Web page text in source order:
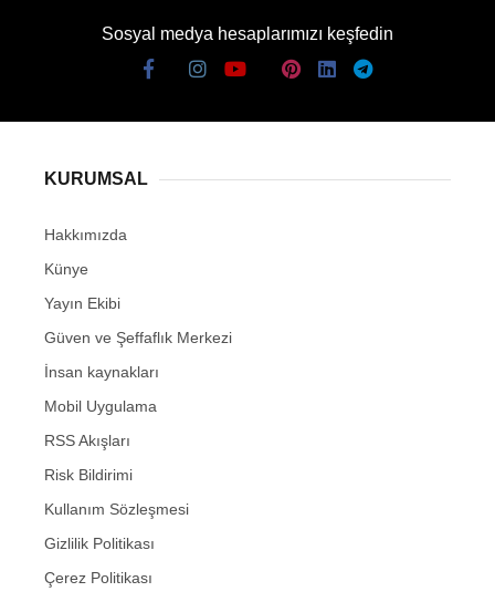
Sosyal medya hesaplarımızı keşfedin
KURUMSAL
Hakkımızda
Künye
Yayın Ekibi
Güven ve Şeffaflık Merkezi
İnsan kaynakları
Mobil Uygulama
RSS Akışları
Risk Bildirimi
Kullanım Sözleşmesi
Gizlilik Politikası
Çerez Politikası